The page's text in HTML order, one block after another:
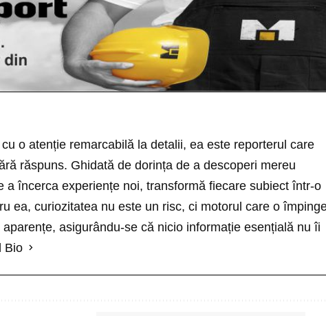
o atenție remarcabilă la detalii, ea este reporterul care
răspuns. Ghidată de dorința de a descoperi mereu
a încerca experiențe noi, transformă fiecare subiect într-o
ea, curiozitatea nu este un risc, ci motorul care o
asigurându-se că nicio informație esențială nu îi
Bio